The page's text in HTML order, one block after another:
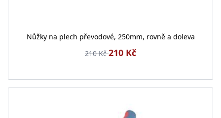
Nůžky na plech převodové, 250mm, rovně a doleva
210 Kč210 Kč